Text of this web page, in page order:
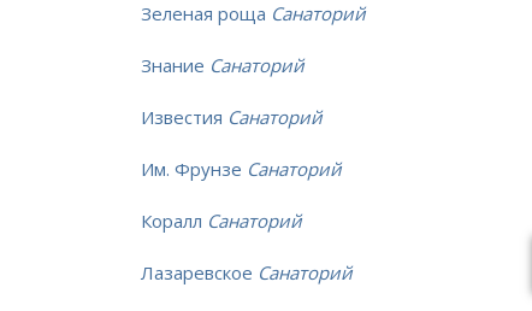
Зеленая роща Санаторий
Знание Санаторий
Известия Санаторий
Им. Фрунзе Санаторий
Коралл Санаторий
Лазаревское Санаторий